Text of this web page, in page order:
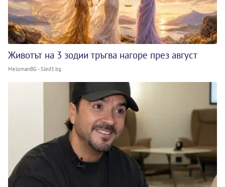
Животът на 3 зодии тръгва нагоре през август
MelomanBG - Sled5.bg